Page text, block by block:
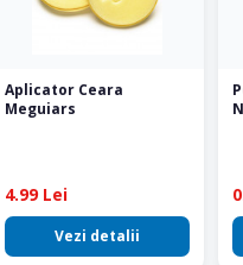
Aplicator Ceara
Meguiars
4.99 Lei
Vezi detalii